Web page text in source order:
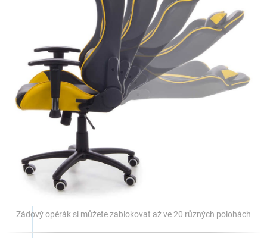
Zádový opěrák si můžete zablokovat až ve 20 různých polohách